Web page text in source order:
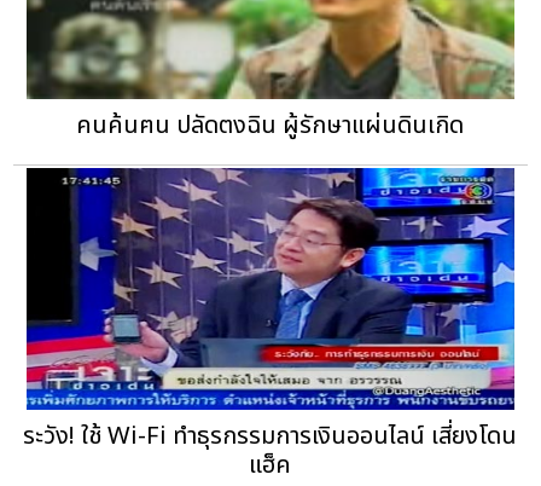
คนค้นฅน ปลัดตงฉิน ผู้รักษาแผ่นดินเกิด
ระวัง! ใช้ Wi-Fi ทำธุรกรรมการเงินออนไลน์ เสี่ยงโดน
แฮ็ค